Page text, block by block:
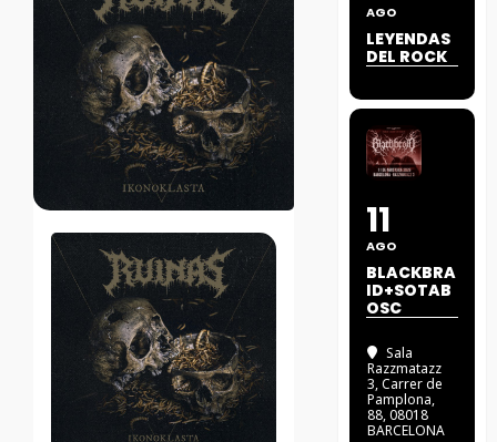
AGO
LEYENDAS
DEL ROCK
11
AGO
BLACKBRA
ID+SOTAB
OSC
Sala
Razzmatazz
3, Carrer de
Pamplona,
88, 08018
BARCELONA